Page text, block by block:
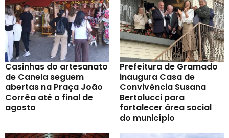
Casinhas do artesanato
de Canela seguem
abertas na Praça João
Corrêa até o final de
agosto
Prefeitura de Gramado
inaugura Casa de
Convivência Susana
Bertolucci para
fortalecer área social
do município